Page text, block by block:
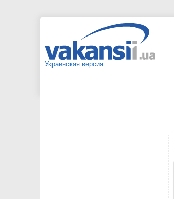
Украинская версия